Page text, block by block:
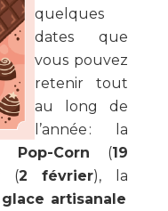
quelques
dates que
vous pouvez
retenir tout
au long de
l’année : la
Corn (19
(2 février), la
artisanale